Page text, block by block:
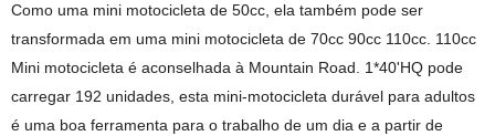
Como uma mini motocicleta de 50cc, ela também pode ser
transformada em uma mini motocicleta de 70cc 90cc 110cc. 110cc
Mini motocicleta é aconselhada à Mountain Road. 1*40'HQ pode
carregar 192 unidades, esta mini-motocicleta durável para adultos
é uma boa ferramenta para o trabalho de um dia e a partir de